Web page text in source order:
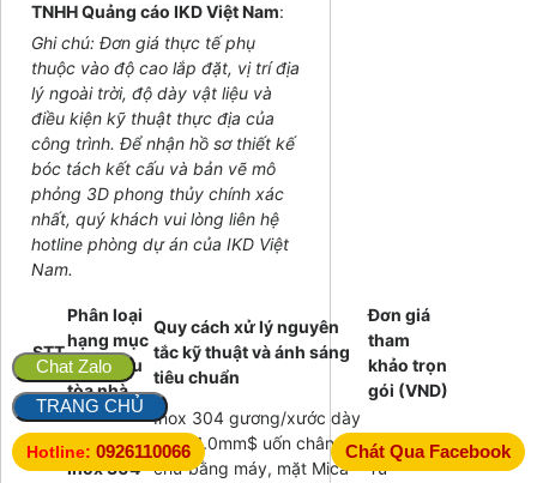
TNHH Quảng cáo IKD Việt Nam:
Ghi chú: Đơn giá thực tế phụ
thuộc vào độ cao lắp đặt, vị trí địa
lý ngoài trời, độ dày vật liệu và
điều kiện kỹ thuật thực địa của
công trình. Để nhận hồ sơ thiết kế
bóc tách kết cấu và bản vẽ mô
phỏng 3D phong thủy chính xác
nhất, quý khách vui lòng liên hệ
hotline phòng dự án của IKD Việt
Nam.
STT
Phân loại
hạng mục
biển hiệu
tòa nhà
Quy cách xử lý nguyên
tắc kỹ thuật và ánh sáng
tiêu chuẩn
Đơn giá
tham
khảo trọn
gói (VND)
Chữ nổi
Inox 304
Inox 304 gương/xước dày
$\ge 1.0mm$ uốn chân
chữ bằng máy, mặt Mica
Từ
Chát Qua Facebook
Hotline: 0926110066
Chat Zalo
TRANG CHỦ